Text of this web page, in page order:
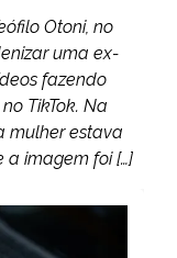
Otoni, no
uma ex-
fazendo
TikTok. Na
mulher estava
a imagem foi […]